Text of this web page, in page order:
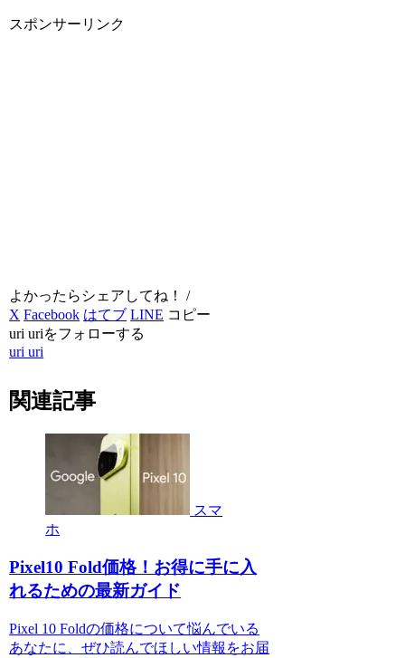
スポンサーリンク
よかったらシェアしてね！ /
X Facebook はてブ LINE コピー
uri uriをフォローする
uri uri
関連記事
スマ
ホ
Pixel10 Fold価格！お得に手に入
れるための最新ガイド
Pixel 10 Foldの価格について悩んでいる
あなたに、ぜひ読んでほしい情報をお届